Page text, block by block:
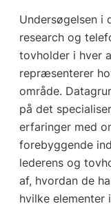
Undersøgelsen i
research og
tovholder i hver
repræsenterer
område.
på det
erfaringer med
forebyggende
lederens og
af, hvordan de
hvilke